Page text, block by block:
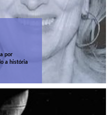
por
a história